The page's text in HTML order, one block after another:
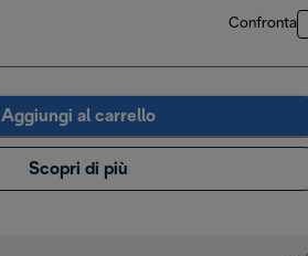
Confronta
Aggiungi al carrello
Scopri di più